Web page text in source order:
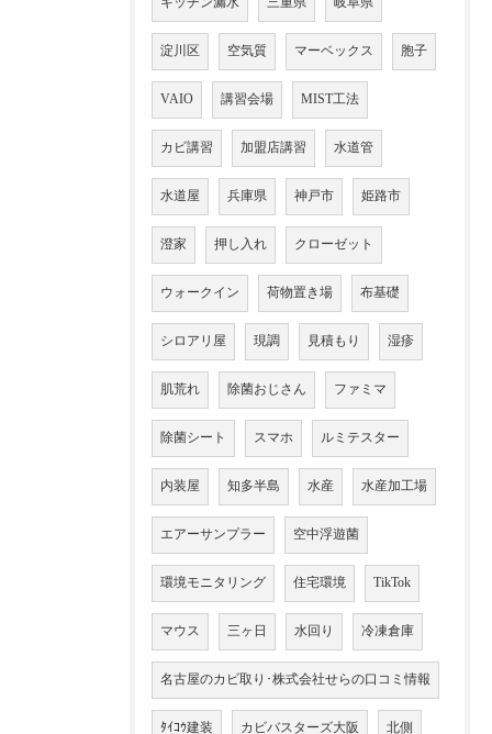
淀川区 空気質 マーベックス 胞子
VAIO 講習会場 MIST工法
カビ講習 加盟店講習 水道管
水道屋 兵庫県 神戸市 姫路市
澄家 押し入れ クローゼット
ウォークイン 荷物置き場 布基礎
シロアリ屋 現調 見積もり 湿疹
肌荒れ 除菌おじさん ファミマ
除菌シート スマホ ルミテスター
内装屋 知多半島 水産 水産加工場
エアーサンプラー 空中浮遊菌
環境モニタリング 住宅環境 TikTok
マウス 三ヶ日 水回り 冷凍倉庫
名古屋のカビ取り･株式会社せらの口コミ情報
ﾀｲｺｳ建装 カビバスターズ大阪 北側